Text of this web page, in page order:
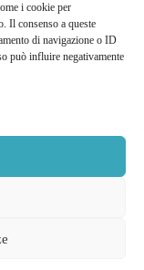
i cookie per
Il consenso a queste
di navigazione o ID
può influire negativamente